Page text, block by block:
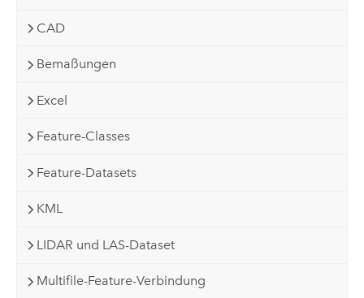
CAD
Bemaßungen
Excel
Feature-Classes
Feature-Datasets
KML
LIDAR und LAS-Dataset
Multifile-Feature-Verbindung